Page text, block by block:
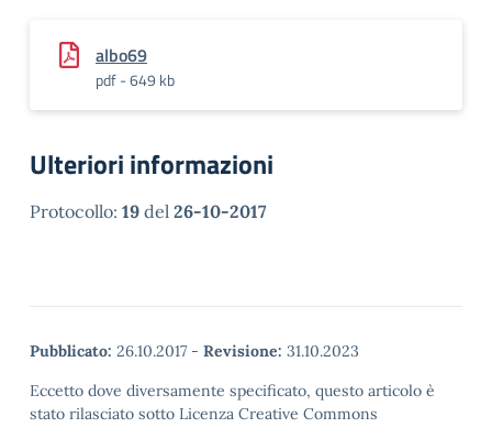
albo69
pdf - 649 kb
Ulteriori informazioni
Protocollo: 19 del 26-10-2017
Pubblicato: 26.10.2017 - Revisione: 31.10.2023
Eccetto dove diversamente specificato, questo articolo è
stato rilasciato sotto Licenza Creative Commons